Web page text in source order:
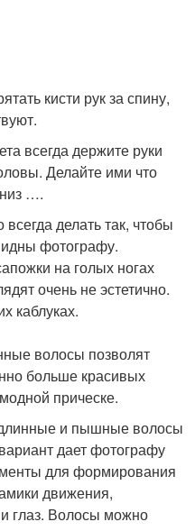
кисти рук за спину,
всегда держите руки
Делайте ими что
….
делать так, чтобы
фотографу.
на голых ногах
очень не эстетично.
каблуках.
волосы позволят
больше красивых
прическе.
и пышные волосы
дает фотографу
для формирования
движения,
глаз. Волосы можно